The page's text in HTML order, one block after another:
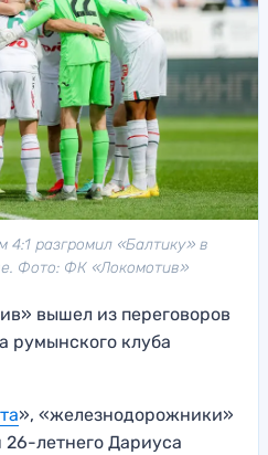
4:1 разгромил «Балтику» в
Фото: ФК «Локомотив»
вышел из переговоров
румынского клуба
», «железнодорожники»
26-летнего Дариуса